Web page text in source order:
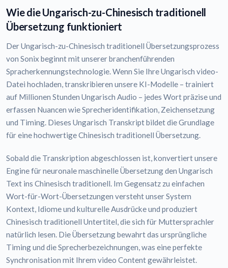
Wie die Ungarisch-zu-Chinesisch traditionell
Übersetzung funktioniert
Der Ungarisch-zu-Chinesisch traditionell Übersetzungsprozess
von Sonix beginnt mit unserer branchenführenden
Spracherkennungstechnologie. Wenn Sie Ihre Ungarisch video-
Datei hochladen, transkribieren unsere KI-Modelle – trainiert
auf Millionen Stunden Ungarisch Audio – jedes Wort präzise und
erfassen Nuancen wie Sprecheridentifikation, Zeichensetzung
und Timing. Dieses Ungarisch Transkript bildet die Grundlage
für eine hochwertige Chinesisch traditionell Übersetzung.
Sobald die Transkription abgeschlossen ist, konvertiert unsere
Engine für neuronale maschinelle Übersetzung den Ungarisch
Text ins Chinesisch traditionell. Im Gegensatz zu einfachen
Wort-für-Wort-Übersetzungen versteht unser System
Kontext, Idiome und kulturelle Ausdrücke und produziert
Chinesisch traditionell Untertitel, die sich für Muttersprachler
natürlich lesen. Die Übersetzung bewahrt das ursprüngliche
Timing und die Sprecherbezeichnungen, was eine perfekte
Synchronisation mit Ihrem video Content gewährleistet.